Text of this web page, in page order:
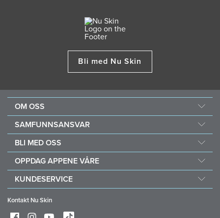
Bli med Nu Skin
OM OSS
Karriere
SAMFUNNSANSVAR
En kraft for det gode
Kjøp og doner med Vitameal
BLI MED OSS
Økonomiske belønninger
Retningslinjer og prosedyrer
Forretningsverktøy
OPPDAG APPENE VÅRE
Stela
KUNDESERVICE
Kontakt Nu Skin